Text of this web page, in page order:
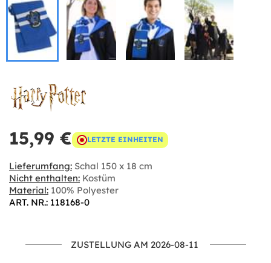
15,99 € LETZTE EINHEITEN
Lieferumfang: Schal 150 x 18 cm
Nicht enthalten: Kostüm
Material: 100% Polyester
ART. NR.: 118168-0
ZUSTELLUNG AM 2026-08-11